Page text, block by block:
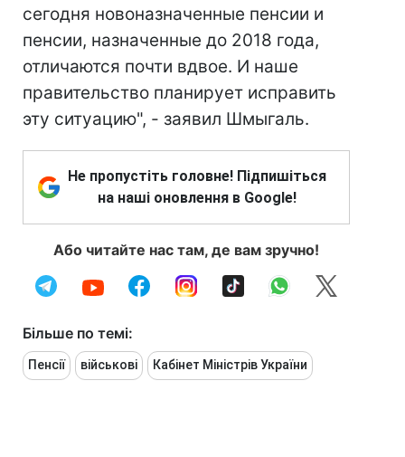
сегодня новоназначенные пенсии и
пенсии, назначенные до 2018 года,
отличаются почти вдвое. И наше
правительство планирует исправить
эту ситуацию", - заявил Шмыгаль.
Не пропустіть головне! Підпишіться
на наші оновлення в Google!
Або читайте нас там, де вам зручно!
Більше по темі:
Пенсії військові Кабінет Міністрів України